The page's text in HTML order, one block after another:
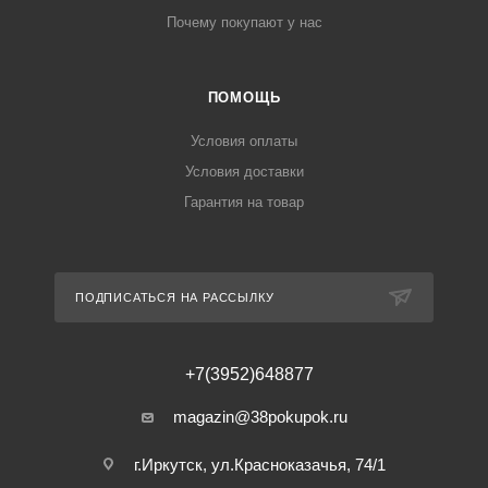
Почему покупают у нас
ПОМОЩЬ
Условия оплаты
Условия доставки
Гарантия на товар
ПОДПИСАТЬСЯ НА РАССЫЛКУ
+7(3952)648877
magazin@38pokupok.ru
г.Иркутск, ул.Красноказачья, 74/1